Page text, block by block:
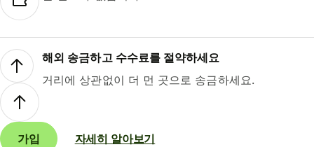
해외 송금하고 수수료를 절약하세요
거리에 상관없이 더 먼 곳으로 송금하세요.
가입 자세히 알아보기